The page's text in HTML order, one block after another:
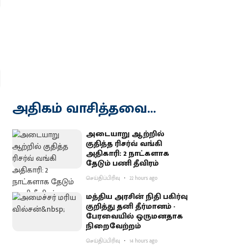
அதிகம் வாசித்தவை...
அடையாறு ஆற்றில்
குதித்த ரிசர்வ் வங்கி
அதிகாரி: 2 நாட்களாக
தேடும் பணி தீவிரம்
செய்திப்பிரிவு 22 hours ago
மத்திய அரசின் நிதி பகிர்வு
குறித்து தனி தீர்மானம் -
பேரவையில் ஒருமனதாக
நிறைவேற்றம்
செய்திப்பிரிவு 14 hours ago